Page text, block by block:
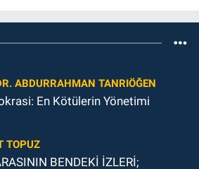
ABDURRAHMAN TANRIÖĞEN
En Kötülerin Yönetimi
TOPUZ
BENDEKİ İZLERİ;